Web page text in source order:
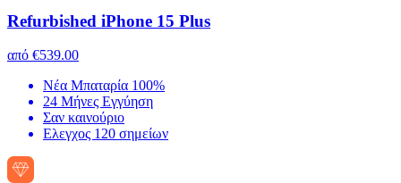
Refurbished iPhone 15 Plus
από €539.00
Νέα Μπαταρία 100%
24 Μήνες Εγγύηση
Σαν καινούριο
Ελεγχος 120 σημείων